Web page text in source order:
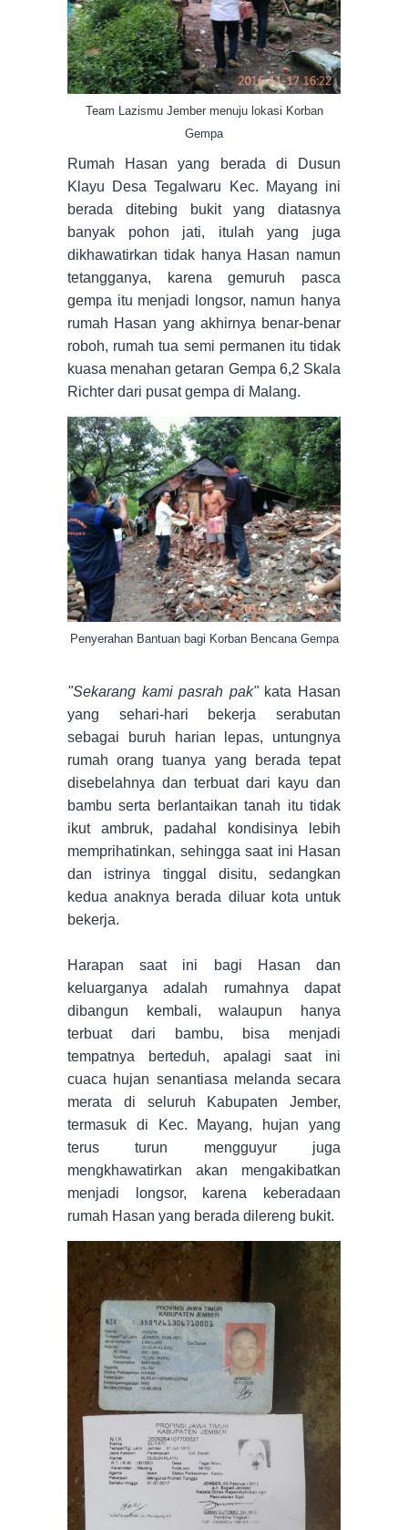
Team Lazismu Jember menuju lokasi Korban
Gempa
Rumah Hasan yang berada di Dusun
Klayu Desa Tegalwaru Kec. Mayang ini
berada ditebing bukit yang diatasnya
banyak pohon jati, itulah yang juga
dikhawatirkan tidak hanya Hasan namun
tetangganya, karena gemuruh pasca
gempa itu menjadi longsor, namun hanya
rumah Hasan yang akhirnya benar-benar
roboh, rumah tua semi permanen itu tidak
kuasa menahan getaran Gempa 6,2 Skala
Richter dari pusat gempa di Malang.
Penyerahan Bantuan bagi Korban Bencana Gempa
"Sekarang kami pasrah pak"kata Hasan
yang sehari-hari bekerja serabutan
sebagai buruh harian lepas, untungnya
rumah orang tuanya yang berada tepat
disebelahnya dan terbuat dari kayu dan
bambu serta berlantaikan tanah itu tidak
ikut ambruk, padahal kondisinya lebih
memprihatinkan, sehingga saat ini Hasan
dan istrinya tinggal disitu, sedangkan
kedua anaknya berada diluar kota untuk
bekerja.
Harapan saat ini bagi Hasan dan
keluarganya adalah rumahnya dapat
dibangun kembali, walaupun hanya
terbuat dari bambu, bisa menjadi
tempatnya berteduh, apalagi saat ini
cuaca hujan senantiasa melanda secara
merata di seluruh Kabupaten Jember,
termasuk di Kec. Mayang, hujan yang
terus turun mengguyur juga
mengkhawatirkan akan mengakibatkan
menjadi longsor, karena keberadaan
rumah Hasan yang berada dilereng bukit.